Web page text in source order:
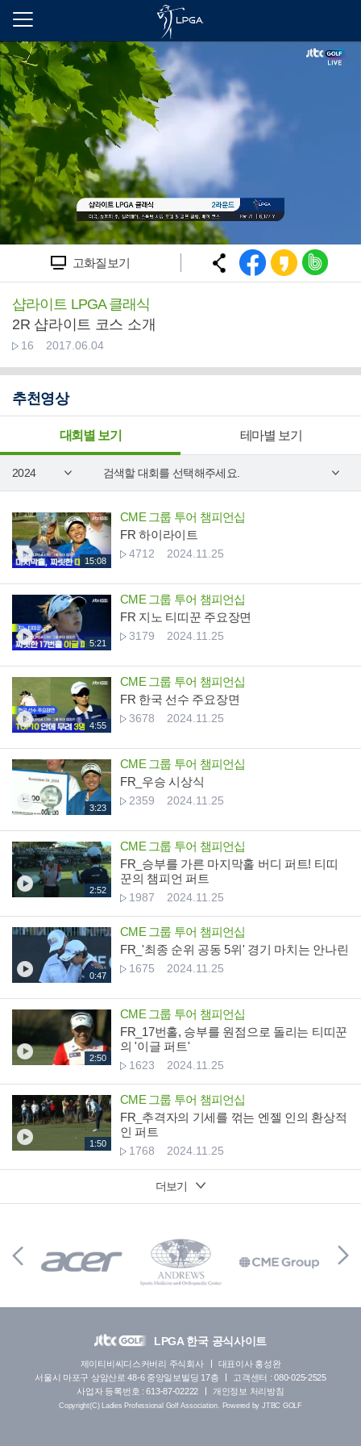
본
문
바
로
가
기
고화질보기
샵라이트 LPGA 클래식
2R 샵라이트 코스 소개
16 2017.06.04
추천영상
대회별 보기 테마별 보기
15:08
CME 그룹 투어 챔피언십
FR 하이라이트
4712 2024.11.25
5:21
CME 그룹 투어 챔피언십
FR 지노 티띠꾼 주요장면
3179 2024.11.25
4:55
CME 그룹 투어 챔피언십
FR 한국 선수 주요장면
3678 2024.11.25
3:23
CME 그룹 투어 챔피언십
FR_우승 시상식
2359 2024.11.25
2:52
CME 그룹 투어 챔피언십
FR_승부를 가른 마지막홀 버디 퍼트! 티띠
꾼의 챔피언 퍼트
1987 2024.11.25
0:47
CME 그룹 투어 챔피언십
FR_'최종 순위 공동 5위' 경기 마치는 안나린
1675 2024.11.25
2:50
CME 그룹 투어 챔피언십
FR_17번홀, 승부를 원점으로 돌리는 티띠꾼
의 '이글 퍼트'
1623 2024.11.25
1:50
CME 그룹 투어 챔피언십
FR_추격자의 기세를 꺾는 엔젤 인의 환상적
인 퍼트
1768 2024.11.25
더보기
LPGA 한국 공식사이트
제이티비씨디스커버리 주식회사
대표이사 홍성완
서울시 마포구 상암산로 48-6 중앙일보빌딩 17층
고객센터 : 080-025-2525
사업자 등록번호 : 613-87-02222
개인정보 처리방침
Copyright(C) Ladies Professional Golf Association. Powered by JTBC GOLF